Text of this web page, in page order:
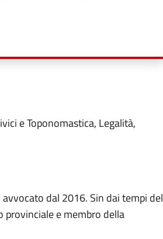
e Toponomastica, Legalità,
dal 2016. Sin dai tempi del
e membro della